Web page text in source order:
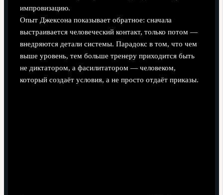
импровизацию.
Опыт Джексона показывает обратное: сначала
выстраивается человеческий контакт, только потом —
внедряются детали системы. Парадокс в том, что чем
выше уровень, тем больше тренеру приходится быть
не диктатором, а фасилитатором — человеком,
который создаёт условия, а не просто отдаёт приказы.